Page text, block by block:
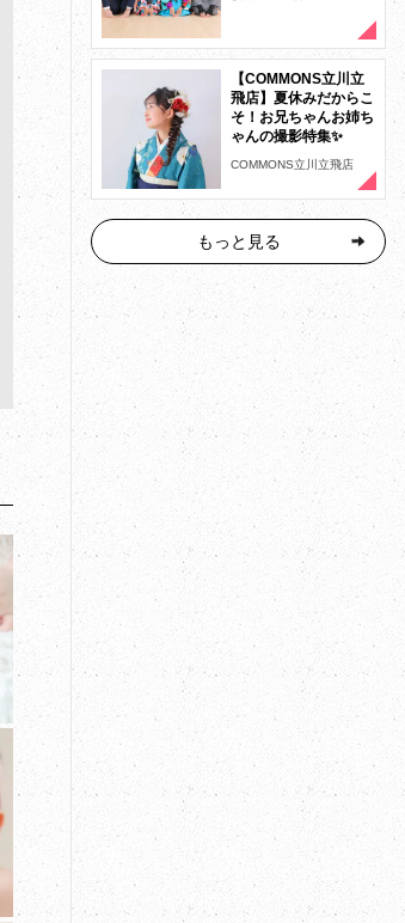
【COMMONS立川立
飛店】夏休みだからこ
そ！お兄ちゃんお姉ち
ゃんの撮影特集✨
COMMONS立川立飛店
もっと見る